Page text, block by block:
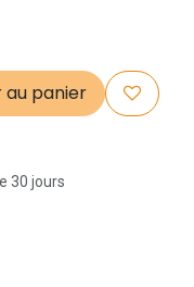
au panier
30 jours